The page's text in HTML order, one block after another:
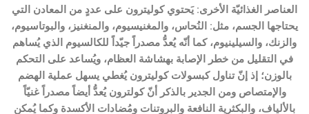
العناصر الغذائيّة الأخرى: يَحتوي كوليترون على عددٍ من المعادن التي
يحتاجها الجسم، مثل: النُحاس، والمغنيسيوم، والمنغنيز، والبوتاسيوم،
والزنك، والسيلينيوم، كما أنّه يُعدُّ مصدراً جيّداً للكالسيوم الذي يُساهم
في التقليل من خطر الإصابة بهشاشة العظام، ويُساعد على التحكم
بالوزن؛ إذ إنّ تناول كبسولات كوليترون يُغطي يسهل عملية الهضم
والإمتصاص ومن الجدير بالذكر أنّ كولترون يُعدُّ أيضاً مصدراً غنيّاً
بالألياف، والبكثرية النافعة والبروتنات ومُضادات الأكسدة وكما يُمكن